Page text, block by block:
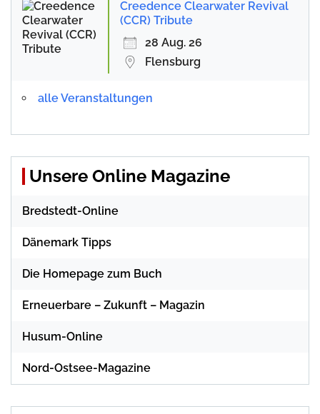
Creedence Clearwater Revival
(CCR) Tribute
28 Aug. 26
Flensburg
alle Veranstaltungen
Unsere Online Magazine
Bredstedt-Online
Dänemark Tipps
Die Homepage zum Buch
Erneuerbare – Zukunft – Magazin
Husum-Online
Nord-Ostsee-Magazine